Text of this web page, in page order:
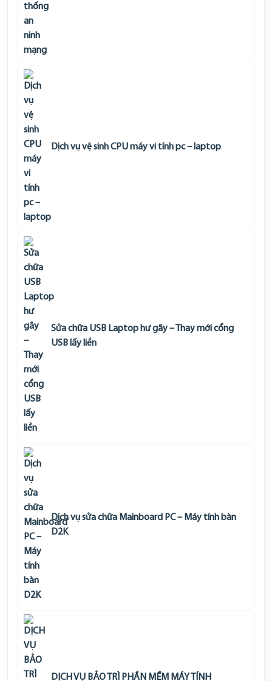
Dịch vụ vệ sinh CPU máy vi tính pc – laptop
Sửa chữa USB Laptop hư gãy – Thay mới cổng
USB lấy liền
Dịch vụ sửa chữa Mainboard PC – Máy tính bàn
D2K
DỊCH VỤ BẢO TRÌ PHẦN MỀM MÁY TÍNH